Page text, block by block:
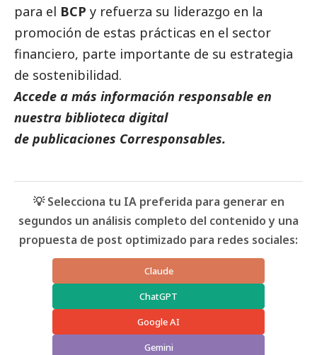
para el BCP y refuerza su liderazgo en la
promoción de estas prácticas en el sector
financiero, parte importante de su estrategia
de sostenibilidad.
Accede a más información responsable en
nuestra biblioteca digital
de publicaciones Corresponsables.
💡 Selecciona tu IA preferida para generar en
segundos un análisis completo del contenido y una
propuesta de post optimizado para redes sociales:
Claude
ChatGPT
Google AI
Gemini